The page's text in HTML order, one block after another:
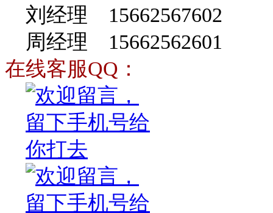
刘经理 15662567602
周经理 15662562601
在线客服QQ：